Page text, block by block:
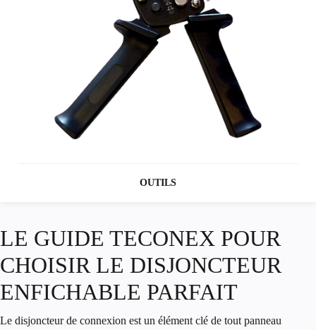
OUTILS
LE GUIDE TECONEX POUR
CHOISIR LE DISJONCTEUR
ENFICHABLE PARFAIT
Le disjoncteur de connexion est un élément clé de tout panneau